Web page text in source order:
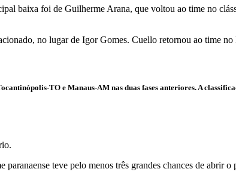
baixa foi de Guilherme Arana, que voltou ao time no
no lugar de Igor Gomes. Cuello retornou ao time no
TO e Manaus-AM nas duas fases anteriores. A
teve pelo menos três grandes chances de abrir o